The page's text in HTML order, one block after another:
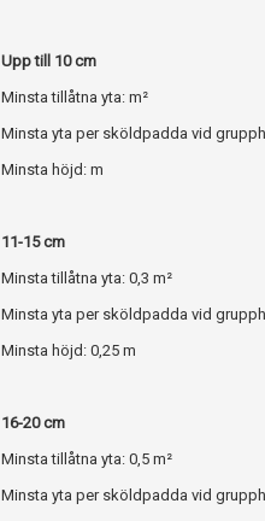
Upp till 10 cm
Minsta tillåtna yta: m²
Minsta yta per sköldpadda vid
Minsta höjd: m
11-15 cm
Minsta tillåtna yta: 0,3 m²
Minsta yta per sköldpadda vid
Minsta höjd: 0,25 m
16-20 cm
Minsta tillåtna yta: 0,5 m²
Minsta yta per sköldpadda vid